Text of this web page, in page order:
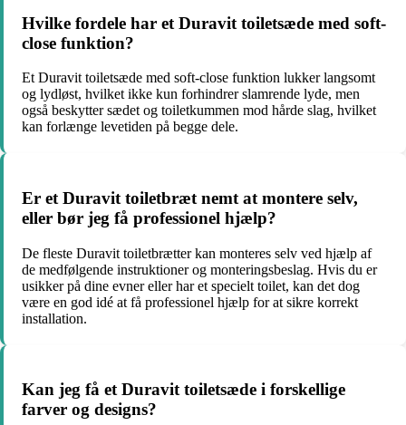
Hvilke fordele har et Duravit toiletsæde med soft-
close funktion?
Et Duravit toiletsæde med soft-close funktion lukker langsomt
og lydløst, hvilket ikke kun forhindrer slamrende lyde, men
også beskytter sædet og toiletkummen mod hårde slag, hvilket
kan forlænge levetiden på begge dele.
Er et Duravit toiletbræt nemt at montere selv,
eller bør jeg få professionel hjælp?
De fleste Duravit toiletbrætter kan monteres selv ved hjælp af
de medfølgende instruktioner og monteringsbeslag. Hvis du er
usikker på dine evner eller har et specielt toilet, kan det dog
være en god idé at få professionel hjælp for at sikre korrekt
installation.
Kan jeg få et Duravit toiletsæde i forskellige
farver og designs?